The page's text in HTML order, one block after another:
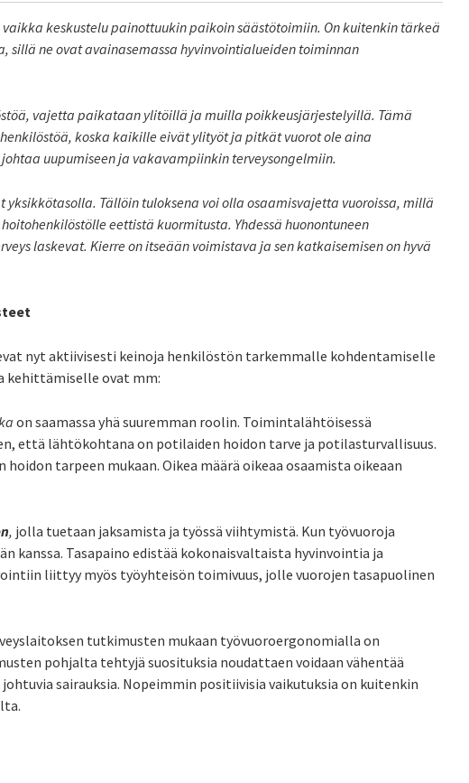
keskustelu painottuukin paikoin säästötoimiin. On kuitenkin tärkeä
ne ovat avainasemassa hyvinvointialueiden toiminnan
vajetta paikataan ylitöillä ja muilla poikkeusjärjestelyillä. Tämä
koska kaikille eivät ylityöt ja pitkät vuorot ole aina
uupumiseen ja vakavampiinkin terveysongelmiin.
Tällöin tuloksena voi olla osaamisvajetta vuoroissa, millä
eettistä kuormitusta. Yhdessä huonontuneen
laskevat. Kierre on itseään voimistava ja sen katkaisemisen on hyvä
nyt aktiivisesti keinoja henkilöstön tarkemmalle kohdentamiselle
kehittämiselle ovat mm:
on saamassa yhä suuremman roolin. Toimintalähtöisessä
että lähtökohtana on potilaiden hoidon tarve ja potilasturvallisuus.
tarpeen mukaan. Oikea määrä oikeaa osaamista oikeaan
, jolla tuetaan jaksamista ja työssä viihtymistä. Kun työvuoroja
kanssa. Tasapaino edistää kokonaisvaltaista hyvinvointia ja
liittyy myös työyhteisön toimivuus, jolle vuorojen tasapuolinen
tutkimusten mukaan työvuoroergonomialla on
pohjalta tehtyjä suosituksia noudattaen voidaan vähentää
sairauksia. Nopeimmin positiivisia vaikutuksia on kuitenkin